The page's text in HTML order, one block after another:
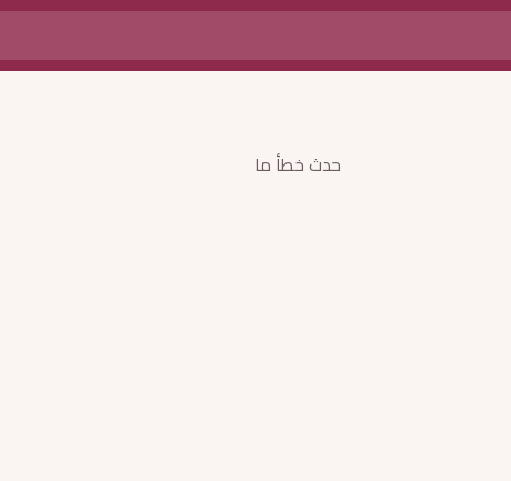
حدث خطأ ما